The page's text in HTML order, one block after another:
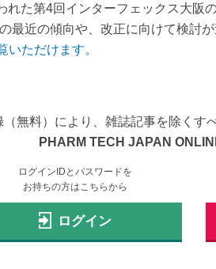
た第4回インターフェックス大阪
最近の傾向や、改正に向けて検討
いただけます。
（無料）により、雑誌記事を除くす
PHARM TECH JAPAN
ログインIDとパスワードを
お持ちの方はこちらから
ログイン